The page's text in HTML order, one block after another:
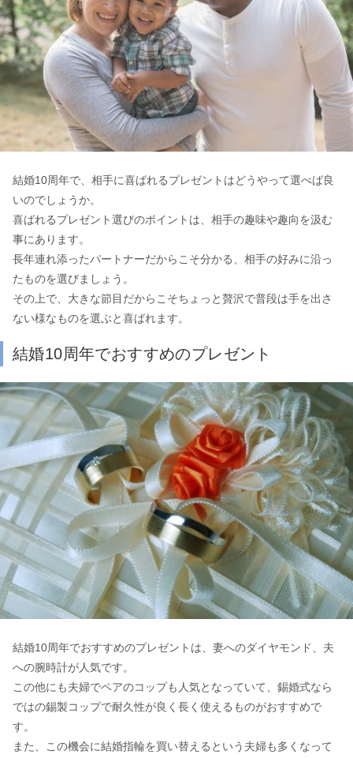
結婚10周年で、相手に喜ばれるプレゼントはどうやって選べば良
いのでしょうか。
喜ばれるプレゼント選びのポイントは、相手の趣味や趣向を汲む
事にあります。
長年連れ添ったパートナーだからこそ分かる、相手の好みに沿っ
たものを選びましょう。
その上で、大きな節目だからこそちょっと贅沢で普段は手を出さ
ない様なものを選ぶと喜ばれます。
結婚10周年でおすすめのプレゼント
結婚10周年でおすすめのプレゼントは、妻へのダイヤモンド、夫
への腕時計が人気です。
この他にも夫婦でペアのコップも人気となっていて、錫婚式なら
ではの錫製コップで耐久性が良く長く使えるものがおすすめで
す。
また、この機会に結婚指輪を買い替えるという夫婦も多くなって